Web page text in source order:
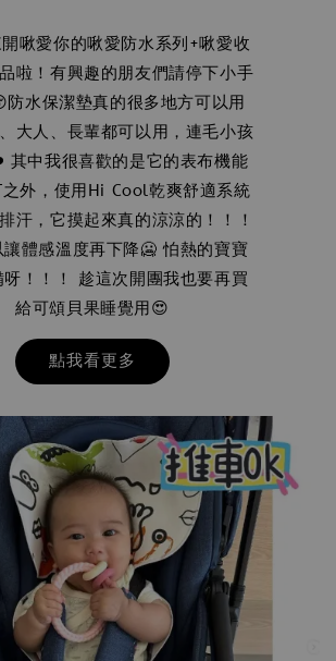
啾愛你的啾愛防水系列+啾愛收
啦！有興趣的朋友們請停下小手
防水保潔墊真的很多地方可以用
大人、長輩都可以用，連毛小孩
中我很喜歡的是它的表布機能
外，使用Hi Cool乾爽舒適系統
汗，它摸起來真的涼涼的！！！
讓體感溫度再下降🥶 怕熱的寶寶
呀！！！ 趁這次開團我也要再買
給可頌貝果睡覺用😍
點我看更多